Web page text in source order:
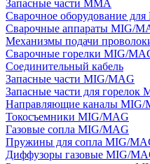
Запасные части MMA
Сварочное оборудование
Сварочные аппараты MIG/
Механизмы подачи
Сварочные горелки MIG/
Соединительный кабель
Запасные части MIG/MAG
Запасные части для горелок
Направляющие каналы MIG/
Токосъемники MIG/MAG
Газовые сопла MIG/MAG
Пружины для сопла MIG/
Диффузоры газовые MIG/